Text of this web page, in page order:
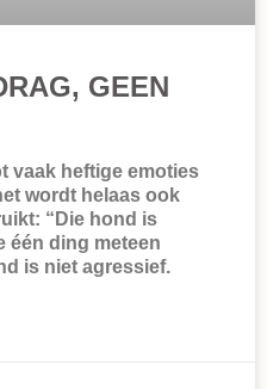
GEEN
vaak heftige emoties
wordt helaas ook
“Die hond is
één ding meteen
is niet agressief.